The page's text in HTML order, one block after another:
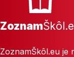
Zoznam
ZoznamŠkôl.eu je